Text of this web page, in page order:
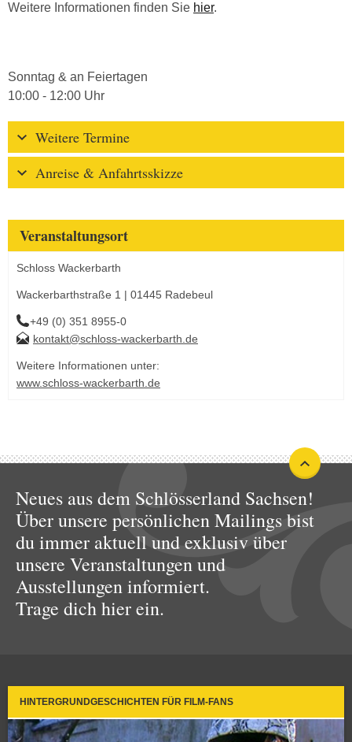
Weitere Informationen finden Sie hier.
Sonntag & an Feiertagen
10:00 - 12:00 Uhr
Weitere Termine
Anreise & Anfahrtsskizze
Veranstaltungsort
Schloss Wackerbarth
Wackerbarthstraße 1 | 01445 Radebeul
+49 (0) 351 8955-0
kontakt@schloss-wackerbarth.de
Weitere Informationen unter:
www.schloss-wackerbarth.de
Neues aus dem Schlösserland Sachsen!
Über unsere persönlichen Mailings bist
du immer aktuell und exklusiv über
unsere Veranstaltungen und
Ausstellungen informiert.
Trage dich hier ein.
HINTERGRUNDGESCHICHTEN FÜR FILM-FANS